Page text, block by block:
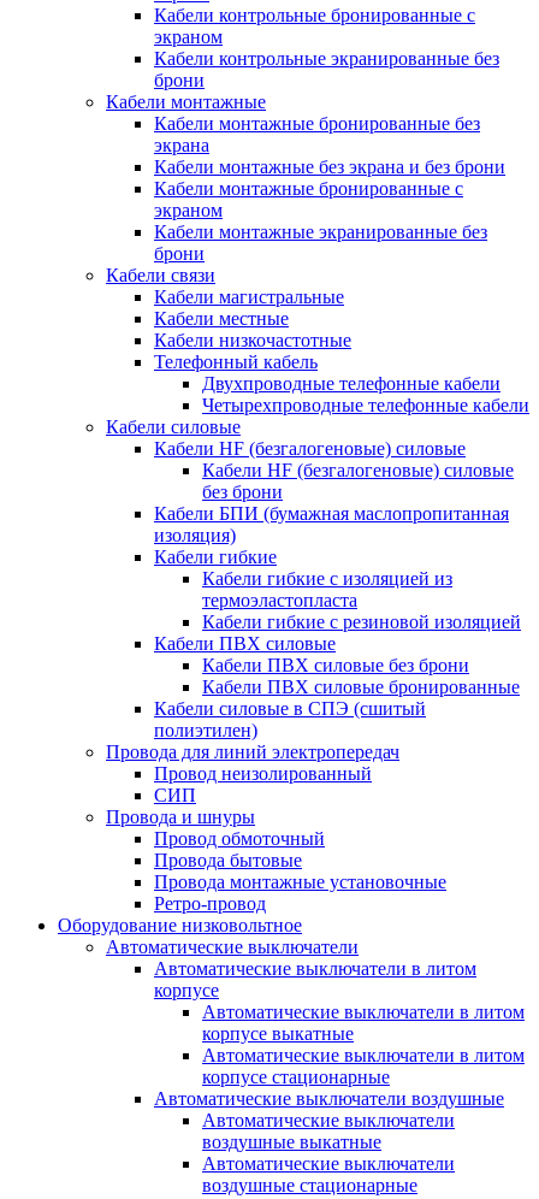
Кабели контрольные бронированные с
экраном
Кабели контрольные экранированные без
брони
Кабели монтажные
Кабели монтажные бронированные без
экрана
Кабели монтажные без экрана и без брони
Кабели монтажные бронированные с
экраном
Кабели монтажные экранированные без
брони
Кабели связи
Кабели магистральные
Кабели местные
Кабели низкочастотные
Телефонный кабель
Двухпроводные телефонные кабели
Четырехпроводные телефонные кабели
Кабели силовые
Кабели HF (безгалогеновые) силовые
Кабели HF (безгалогеновые) силовые
без брони
Кабели БПИ (бумажная маслопропитанная
изоляция)
Кабели гибкие
Кабели гибкие с изоляцией из
термоэластопласта
Кабели гибкие с резиновой изоляцией
Кабели ПВХ силовые
Кабели ПВХ силовые без брони
Кабели ПВХ силовые бронированные
Кабели силовые в СПЭ (сшитый
полиэтилен)
Провода для линий электропередач
Провод неизолированный
СИП
Провода и шнуры
Провод обмоточный
Провода бытовые
Провода монтажные установочные
Ретро-провод
Оборудование низковольтное
Автоматические выключатели
Автоматические выключатели в литом
корпусе
Автоматические выключатели в литом
корпусе выкатные
Автоматические выключатели в литом
корпусе стационарные
Автоматические выключатели воздушные
Автоматические выключатели
воздушные выкатные
Автоматические выключатели
воздушные стационарные